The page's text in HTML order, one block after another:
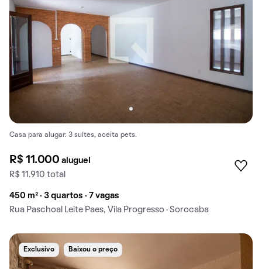
Casa para alugar: 3 suítes, aceita pets.
R$ 11.000aluguel
R$ 11.910 total
450 m² · 3 quartos · 7 vagas
Rua Paschoal Leite Paes, Vila Progresso · Sorocaba
Exclusivo Baixou o preço